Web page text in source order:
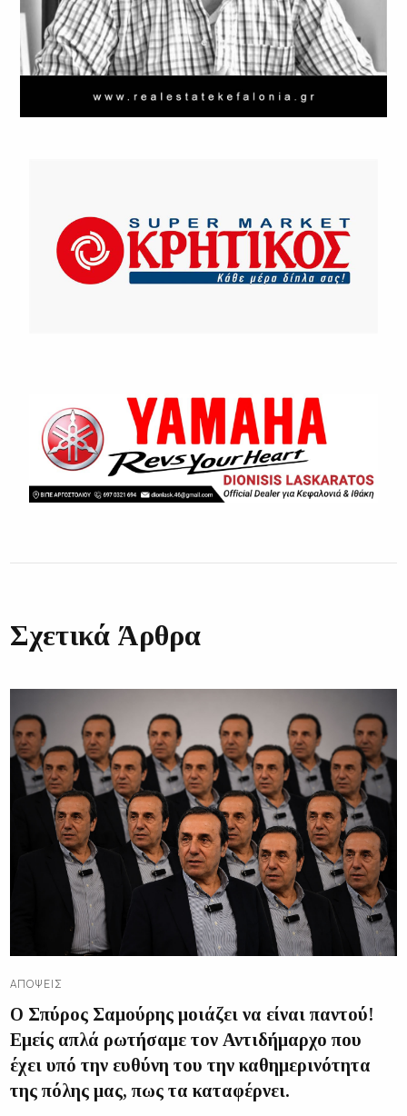
Σχετικά Άρθρα
ΑΠΌΨΕΙΣ
Ο Σπύρος Σαμούρης μοιάζει να είναι παντού!
Εμείς απλά ρωτήσαμε τον Αντιδήμαρχο που
έχει υπό την ευθύνη του την καθημερινότητα
της πόλης μας, πως τα καταφέρνει.